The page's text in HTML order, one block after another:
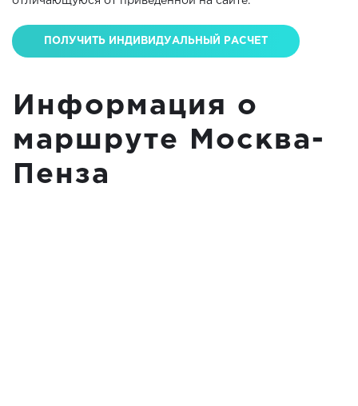
ПОЛУЧИТЬ ИНДИВИДУАЛЬНЫЙ РАСЧЕТ
Информация о
маршруте Москва-
Пенза